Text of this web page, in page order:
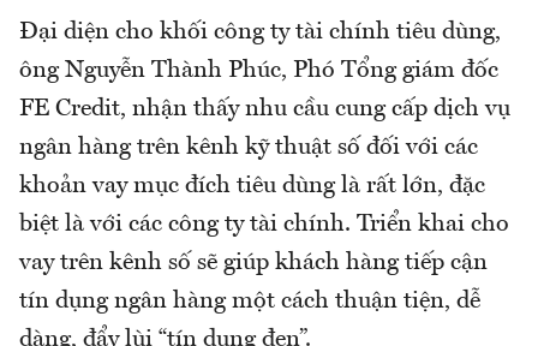
Đại diện cho khối công ty tài chính tiêu dùng,
ông Nguyễn Thành Phúc, Phó Tổng giám đốc
FE Credit, nhận thấy nhu cầu cung cấp dịch vụ
ngân hàng trên kênh kỹ thuật số đối với các
khoản vay mục đích tiêu dùng là rất lớn, đặc
biệt là với các công ty tài chính. Triển khai cho
vay trên kênh số sẽ giúp khách hàng tiếp cận
tín dụng ngân hàng một cách thuận tiện, dễ
dàng, đẩy lùi “tín dụng đen”.